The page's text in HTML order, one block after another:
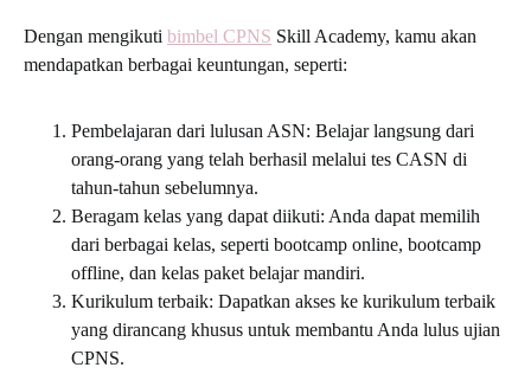
Dengan mengikuti bimbel CPNS Skill Academy, kamu akan
mendapatkan berbagai keuntungan, seperti:
Pembelajaran dari lulusan ASN: Belajar langsung dari
orang-orang yang telah berhasil melalui tes CASN di
tahun-tahun sebelumnya.
Beragam kelas yang dapat diikuti: Anda dapat memilih
dari berbagai kelas, seperti bootcamp online, bootcamp
offline, dan kelas paket belajar mandiri.
Kurikulum terbaik: Dapatkan akses ke kurikulum terbaik
yang dirancang khusus untuk membantu Anda lulus ujian
CPNS.